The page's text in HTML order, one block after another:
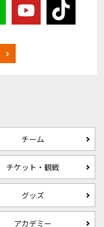
チーム
チケット・観戦
グッズ
アカデミー